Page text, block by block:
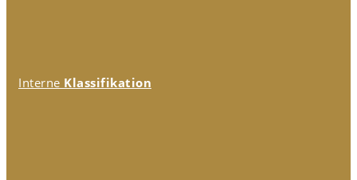
Interne Klassifikation